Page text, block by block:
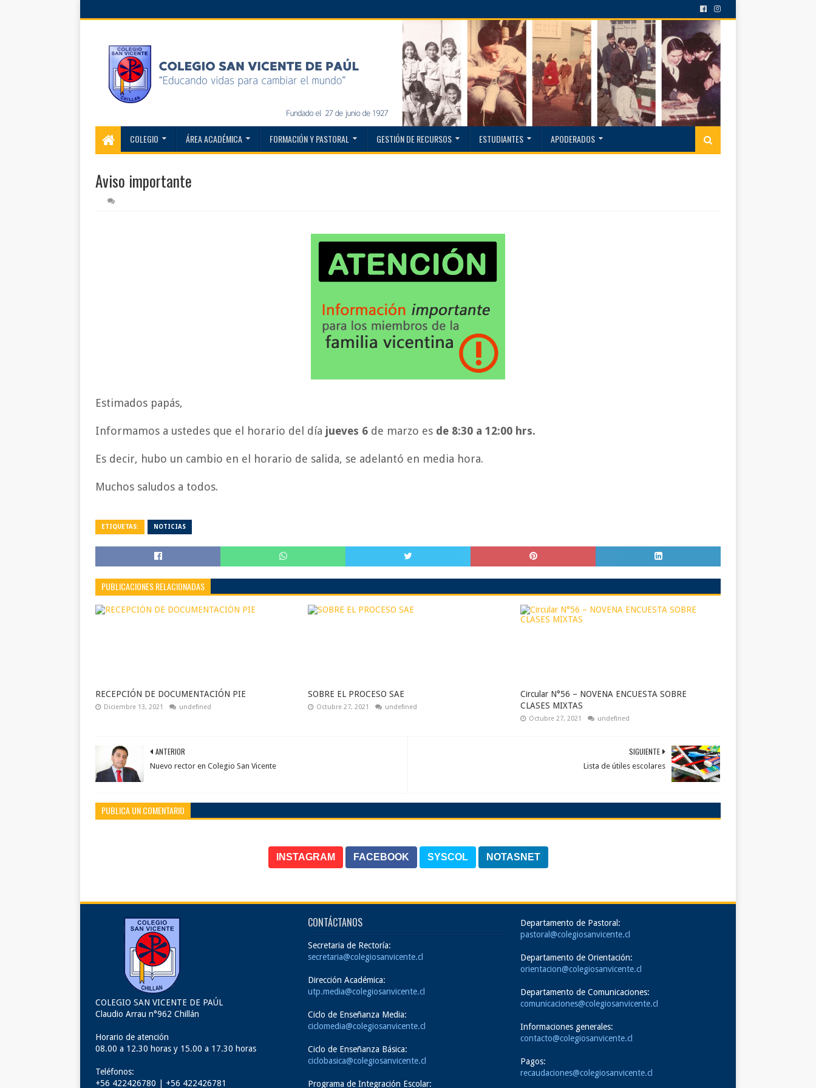
COLEGIO ÁREA ACADÉMICA FORMACIÓN Y PASTORAL GESTIÓN DE RECURSOS ESTUDIANTES APODERADOS
Aviso importante
Estimados papás,
Informamos a ustedes que el horario del día jueves 6 de marzo es de 8:30 a 12:00 hrs.
Es decir, hubo un cambio en el horario de salida, se adelantó en media hora.
Muchos saludos a todos.
ETIQUETAS: NOTICIAS
PUBLICACIONES RELACIONADAS
RECEPCIÓN DE DOCUMENTACIÓN PIE
Diciembre 13, 2021 undefined
SOBRE EL PROCESO SAE
Octubre 27, 2021 undefined
Circular N°56 – NOVENA ENCUESTA SOBRE
CLASES MIXTAS
Octubre 27, 2021 undefined
SIGUIENTE
Lista de útiles escolares
ANTERIOR
Nuevo rector en Colegio San Vicente
PUBLICA UN COMENTARIO
INSTAGRAM FACEBOOK SYSCOL NOTASNET
COLEGIO SAN VICENTE DE PAÚL
Claudio Arrau n°962 Chillán
Horario de atención
08.00 a 12.30 horas y 15.00 a 17.30 horas
Teléfonos:
+56 422426780 | +56 422426781
CONTÁCTANOS
Secretaria de Rectoría:
secretaria@colegiosanvicente.cl
Dirección Académica:
utp.media@colegiosanvicente.cl
Ciclo de Enseñanza Media:
ciclomedia@colegiosanvicente.cl
Ciclo de Enseñanza Básica:
ciclobasica@colegiosanvicente.cl
Programa de Integración Escolar:
Departamento de Pastoral:
pastoral@colegiosanvicente.cl
Departamento de Orientación:
orientacion@colegiosanvicente.cl
Departamento de Comunicaciones:
comunicaciones@colegiosanvicente.cl
Informaciones generales:
contacto@colegiosanvicente.cl
Pagos:
recaudaciones@colegiosanvicente.cl